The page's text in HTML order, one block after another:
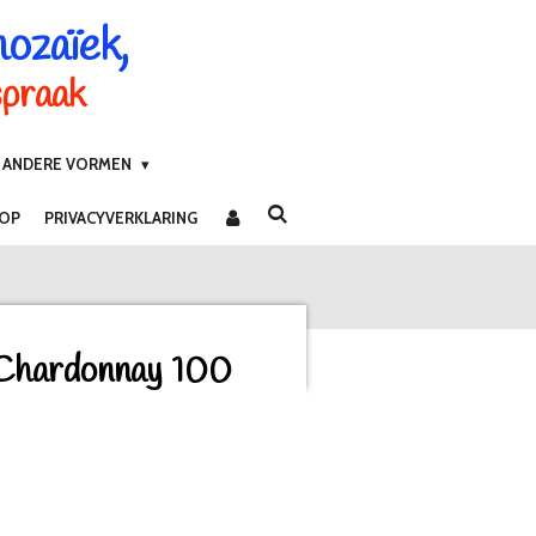
ANDERE VORMEN
PRIVACYVERKLARING
100